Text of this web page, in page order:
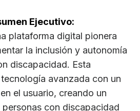
Ejecutivo:
plataforma digital pionera
la inclusión y autonomía
discapacidad. Esta
avanzada con un
el usuario, creando un
con discapacidad